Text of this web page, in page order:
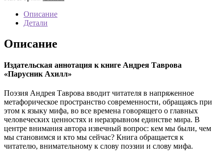
Описание
Детали
Описание
Издательская аннотация к книге Андрея Таврова
«Парусник Ахилл»
Поэзия Андрея Таврова вводит читателя в напряженное
метафорическое пространство современности, обращаясь при
этом к языку мифа, во все времена говорящего о главных
человеческих ценностях и неразрывном единстве мира. В
центре внимания автора извечный вопрос: кем мы были, чем
мы становимся и кто мы сейчас? Книга обращается к
читателю, внимательному к слову поэзии и слову мифа.